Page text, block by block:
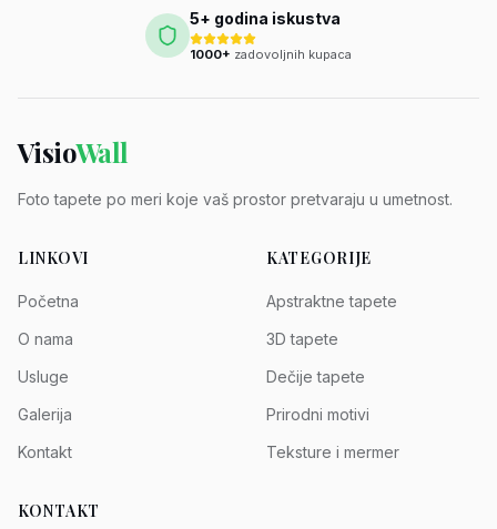
5+ godina iskustva
1000+ zadovoljnih kupaca
VisioWall
Foto tapete po meri koje vaš prostor pretvaraju u umetnost.
LINKOVI
Početna
O nama
Usluge
Galerija
Kontakt
KATEGORIJE
Apstraktne tapete
3D tapete
Dečije tapete
Prirodni motivi
Teksture i mermer
KONTAKT